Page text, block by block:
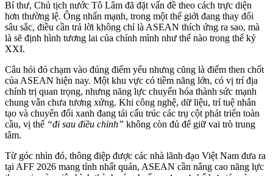
Bí thư, Chủ tịch nước Tô Lâm đã đặt vấn đề theo cách trực diện
hơn thường lệ. Ông nhấn mạnh, trong một thế giới đang thay đổi
sâu sắc, điều cần trả lời không chỉ là ASEAN thích ứng ra sao, mà
là sẽ định hình tương lai của chính mình như thế nào trong thế kỷ
XXI.
Câu hỏi đó chạm vào đúng điểm yếu nhưng cũng là điểm then chốt
của ASEAN hiện nay. Một khu vực có tiềm năng lớn, có vị trí địa
chính trị quan trọng, nhưng năng lực chuyển hóa thành sức mạnh
chung vẫn chưa tương xứng. Khi công nghệ, dữ liệu, trí tuệ nhân
tạo và chuyển đổi xanh đang tái cấu trúc các trụ cột phát triển toàn
cầu, vị thế “đi sau điều chỉnh” không còn đủ để giữ vai trò trung
tâm.
Từ góc nhìn đó, thông điệp được các nhà lãnh đạo Việt Nam đưa ra
tại AFF 2026 mang tính nhất quán, ASEAN cần nâng cao năng lực